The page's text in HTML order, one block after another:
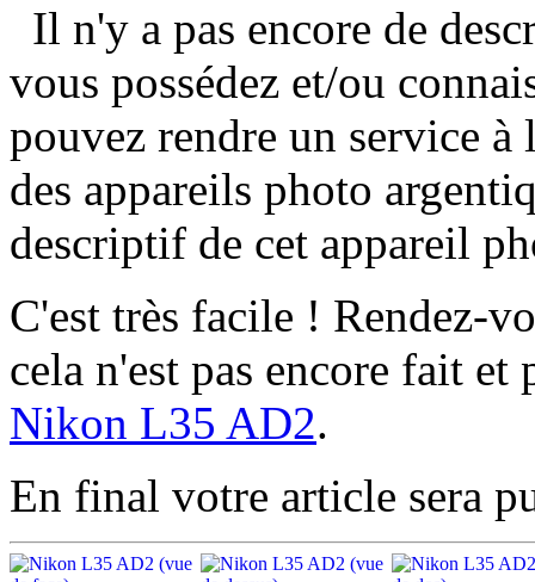
Il n'y a pas encore de
vous possédez et/ou
pouvez rendre un service à
des appareils photo
descriptif de cet appareil
C'est très facile ! Rendez-
cela n'est pas encore fait
Nikon L35 AD2.
En final votre article sera